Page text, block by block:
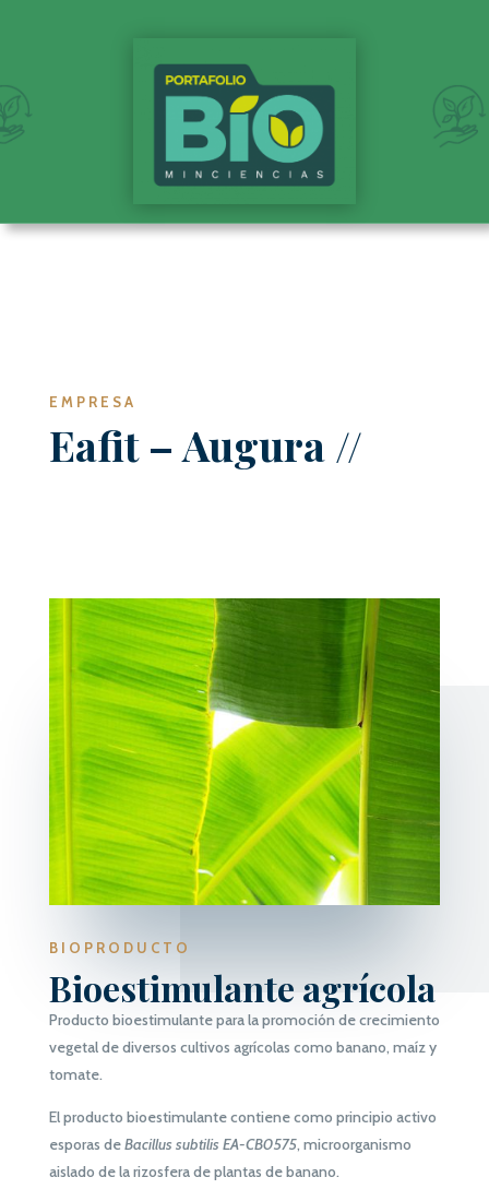
EMPRESA
Eafit – Augura //
BIOPRODUCTO
Bioestimulante agrícola
Producto bioestimulante para la promoción de crecimiento
vegetal de diversos cultivos agrícolas como banano, maíz y
tomate.
El producto bioestimulante contiene como principio activo
esporas deBacillus subtilis EA-CB0575, microorganismo
aislado de la rizosfera de plantas de banano.